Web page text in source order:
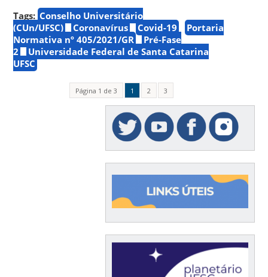
Tags: Conselho Universitário
(CUn/UFSC)
Coronavírus Covid-19
Portaria
Normativa nº 405/2021/GR
Pré-Fase
2
Universidade Federal de Santa Catarina
UFSC
Página 1 de 3 1 2 3